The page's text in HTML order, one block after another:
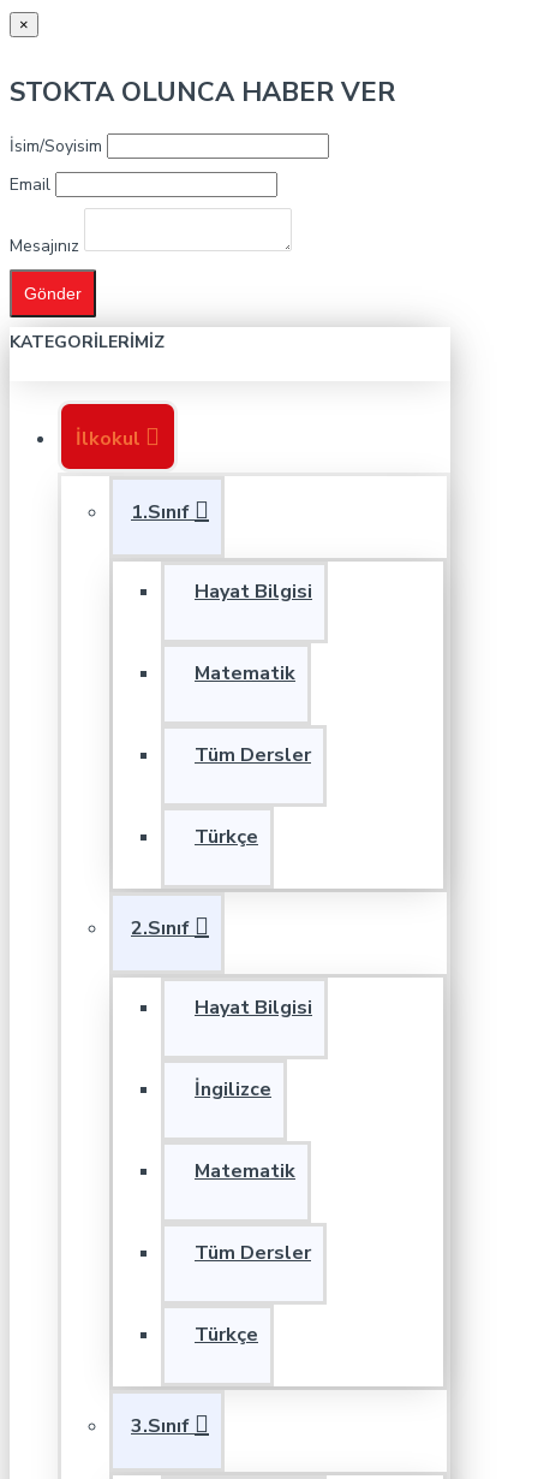
×
STOKTA OLUNCA HABER VER
İsim/Soyisim
Email
Mesajınız
Gönder
KATEGORILERIMIZ
İlkokul
1.Sınıf
Hayat Bilgisi
Matematik
Tüm Dersler
Türkçe
2.Sınıf
Hayat Bilgisi
İngilizce
Matematik
Tüm Dersler
Türkçe
3.Sınıf